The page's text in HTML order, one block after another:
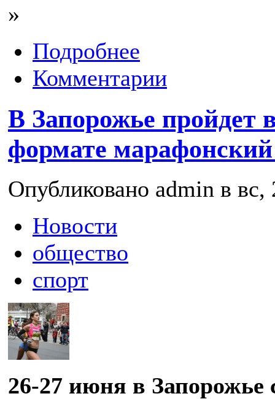
»
Подробнее
Комментарии
В Запорожье пройдет
формате марафонский
Опубликовано admin в
Новости
общество
спорт
26-27 июня в Запорожье